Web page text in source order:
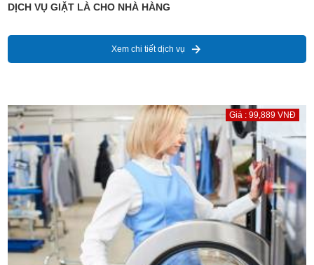
DỊCH VỤ GIẶT LÀ CHO NHÀ HÀNG
Xem chi tiết dịch vụ
Giá : 99,889 VNĐ